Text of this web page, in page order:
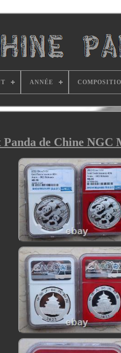
ANNÉE
de Chine NGC